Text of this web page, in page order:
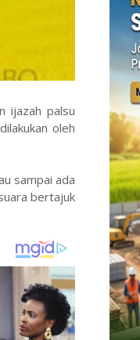
ijazah palsu
oleh
sampai ada
bertajuk